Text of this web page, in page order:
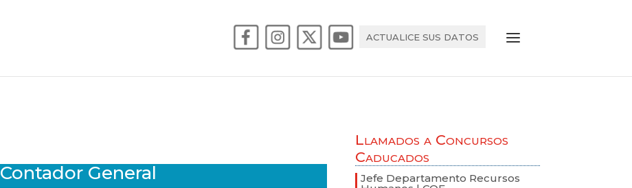
ACTUALICE SUS DATOS
Contador General
Llamados a Concursos
Caducados
Jefe Departamento Recursos